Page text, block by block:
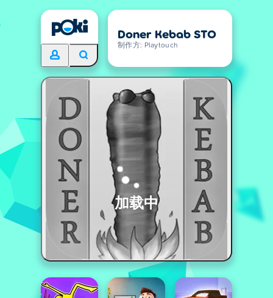
Doner Kebab STO
制作方: Playtouch
加载中